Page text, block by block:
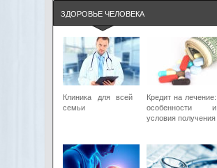
ЗДОРОВЬЕ ЧЕЛОВЕКА
Клиника для всей
семьи
Кредит на лечение:
особенности и
условия получения